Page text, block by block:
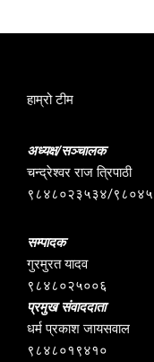
हाम्रो टीम
अध्यक्ष/सञ्चालक
चन्द्रेश्वर राज त्रिपाठी
९८४८०२३५३४/
सम्पादक
गुरमुरत यादव
९८४८०२५००६
प्रमुख संवाददाता
धर्म प्रकाश जायसवाल
९८४८०१९४१०